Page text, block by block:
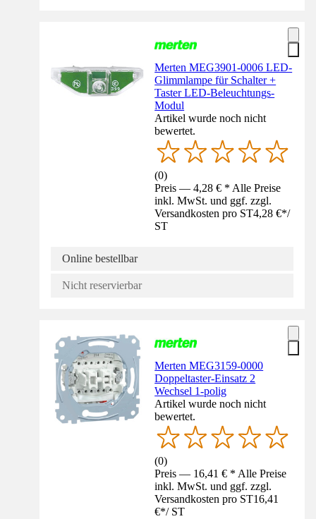
Merten MEG3901-0006 LED-
Glimmlampe für Schalter +
Taster LED-Beleuchtungs-
Modul
Artikel wurde noch nicht
bewertet.
(0)
Preis — 4,28 € * Alle Preise
inkl. MwSt. und ggf. zzgl.
Versandkosten pro ST4,28 €*/
ST
Online bestellbar
Nicht reservierbar
Merten MEG3159-0000
Doppeltaster-Einsatz 2
Wechsel 1-polig
Artikel wurde noch nicht
bewertet.
(0)
Preis — 16,41 € * Alle Preise
inkl. MwSt. und ggf. zzgl.
Versandkosten pro ST16,41
€*/ ST